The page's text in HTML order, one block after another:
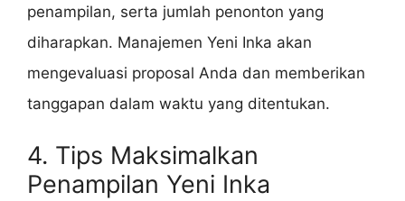
penampilan, serta jumlah penonton yang
diharapkan. Manajemen Yeni Inka akan
mengevaluasi proposal Anda dan memberikan
tanggapan dalam waktu yang ditentukan.
4. Tips Maksimalkan
Penampilan Yeni Inka